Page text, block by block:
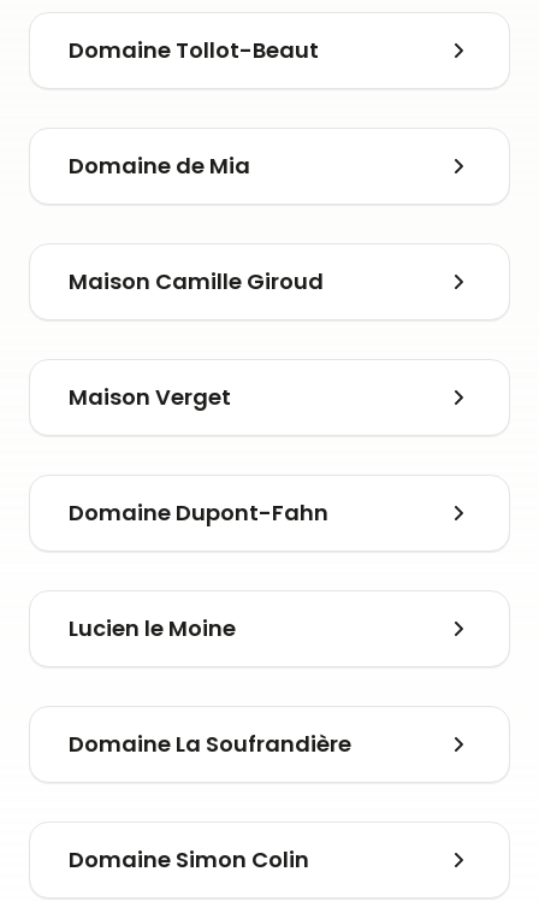
Domaine Tollot-Beaut
Domaine de Mia
Maison Camille Giroud
Maison Verget
Domaine Dupont-Fahn
Lucien le Moine
Domaine La Soufrandière
Domaine Simon Colin